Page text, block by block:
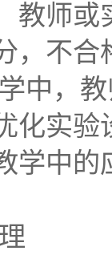
教师
，不
中，
化实
学中的